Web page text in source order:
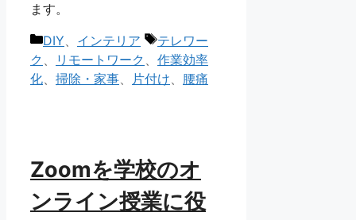
ます。
カ
ゴ
DIY、 インテリア
タ
グ
テレワー
ク 、 リモートワーク 、 作業効率
化、 掃除・家事、 片付け、 腰痛
Zoomを学校のオ
ンライン授業に役